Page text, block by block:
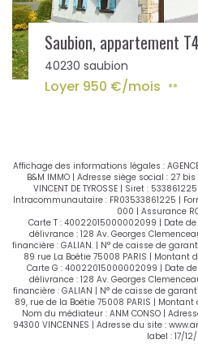
40230 saubion
Loyer 950 €/mois **
Affichage des informations légales :
B&M IMMO | Adresse siège social : 27
VINCENT DE TYROSSE | Siret :
Intracommunautaire : FR03533861225 |
000 | Assurance
Carte T : 40022015000002099 | Date
délivrance : 128 Av. Georges
financière : GALIAN. | N° de caisse de
89 rue La Boétie 75008 PARIS | Montant
Carte G : 40022015000002099 | Date
délivrance : 128 Av. Georges
financière : GALIAN | N° de caisse de
89, rue de la Boëtie 75008 PARIS |
Nom du médiateur : ANM CONSO |
94300 VINCENNES | Adresse du site :
label : 17/